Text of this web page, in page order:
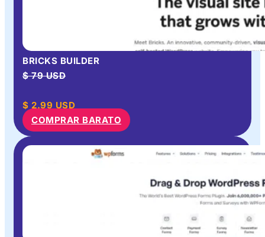
BRICKS BUILDER
$ 79 USD
$ 2.99 USD
COMPRAR BARATO